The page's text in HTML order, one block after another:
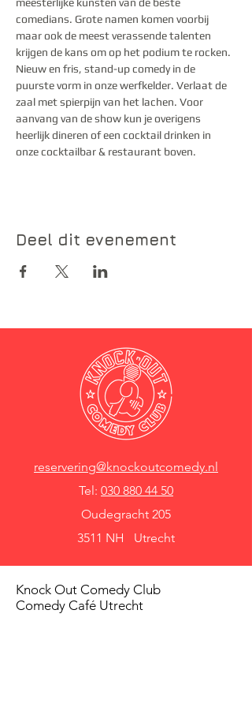
comedians. Grote namen komen voorbij
maar ook de meest verassende talenten
krijgen de kans om op het podium te rocken.
Nieuw en fris, stand-up comedy in de
puurste vorm in onze werfkelder. Verlaat de
zaal met spierpijn van het lachen. Voor
aanvang van de show kun je overigens
heerlijk dineren of een cocktail drinken in
onze cocktailbar & restaurant boven.
Deel dit evenement
reservering@knockoutcomedy.nl
Tel: 030 880 44 50
Oudegracht 205
3511 NH Utrecht
Knock Out Comedy Club
Comedy Café Utrecht